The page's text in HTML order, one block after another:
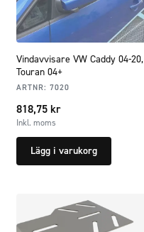
Vindavvisare VW Caddy 04-20,
Touran 04+
ARTNR: 7020
818,75 kr
Inkl. moms
Lägg i varukorg